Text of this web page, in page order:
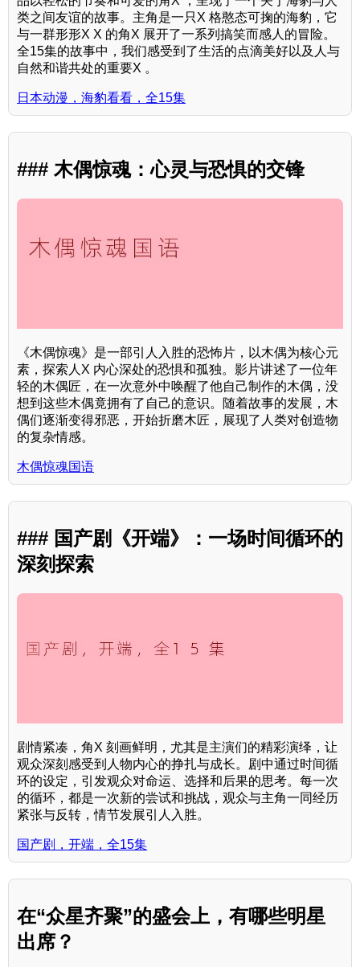
类之间友谊的故事。主角是一只X 格憨态可掬的海豹，它
与一群形形X X 的角X 展开了一系列搞笑而感人的冒险。
全15集的故事中，我们感受到了生活的点滴美好以及人与
自然和谐共处的重要X 。
日本动漫，海豹看看，全15集
### 木偶惊魂：心灵与恐惧的交锋
《木偶惊魂》是一部引人入胜的恐怖片，以木偶为核心元
素，探索人X 内心深处的恐惧和孤独。影片讲述了一位年
轻的木偶匠，在一次意外中唤醒了他自己制作的木偶，没
想到这些木偶竟拥有了自己的意识。随着故事的发展，木
偶们逐渐变得邪恶，开始折磨木匠，展现了人类对创造物
的复杂情感。
木偶惊魂国语
### 国产剧《开端》：一场时间循环的
深刻探索
剧情紧凑，角X 刻画鲜明，尤其是主演们的精彩演绎，让
观众深刻感受到人物内心的挣扎与成长。剧中通过时间循
环的设定，引发观众对命运、选择和后果的思考。每一次
的循环，都是一次新的尝试和挑战，观众与主角一同经历
紧张与反转，情节发展引人入胜。
国产剧，开端，全15集
在“众星齐聚”的盛会上，有哪些明星
出席？